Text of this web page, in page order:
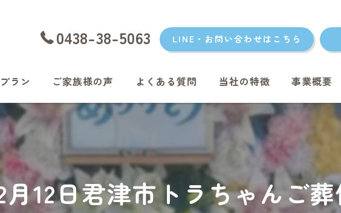
0438-38-5063 LINE・お問い合わせはこちら
ラン ご家族様の声 よくある質問 当社の特徴
愛犬
君津のペット火葬
富津のペット火葬
事業概要
月12日君津市トラちゃんご